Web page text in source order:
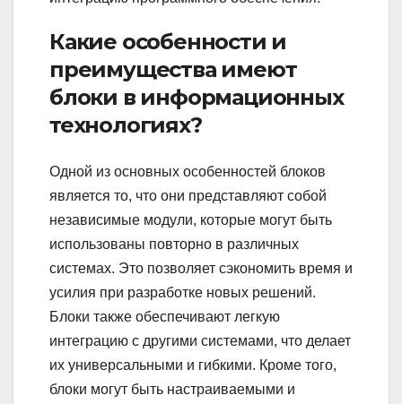
Какие особенности и
преимущества имеют
блоки в информационных
технологиях?
Одной из основных особенностей блоков
является то, что они представляют собой
независимые модули, которые могут быть
использованы повторно в различных
системах. Это позволяет сэкономить время и
усилия при разработке новых решений.
Блоки также обеспечивают легкую
интеграцию с другими системами, что делает
их универсальными и гибкими. Кроме того,
блоки могут быть настраиваемыми и